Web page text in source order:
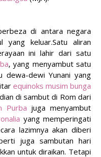
di antara negara
yang keluar.Satu aliran
ini lahir dari satu
, yang menyambut satu
dewa-dewi Yunani yang
equinoks musim bunga
di sambut di Rom dari
Purba juga menyambut
yang memperingati
lazimnya akan diberi
juga sambutan hari
untuk diraikan. Tetapi